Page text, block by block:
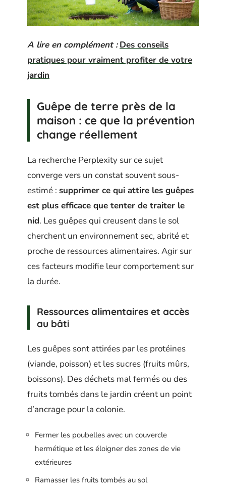
A lire en complément : Des conseils
pratiques pour vraiment profiter de votre
jardin
Guêpe de terre près de la
maison : ce que la prévention
change réellement
La recherche Perplexity sur ce sujet
converge vers un constat souvent sous-
estimé : supprimer ce qui attire les guêpes
est plus efficace que tenter de traiter le
nid. Les guêpes qui creusent dans le sol
cherchent un environnement sec, abrité et
proche de ressources alimentaires. Agir sur
ces facteurs modifie leur comportement sur
la durée.
Ressources alimentaires et accès
au bâti
Les guêpes sont attirées par les protéines
(viande, poisson) et les sucres (fruits mûrs,
boissons). Des déchets mal fermés ou des
fruits tombés dans le jardin créent un point
d’ancrage pour la colonie.
Fermer les poubelles avec un couvercle
hermétique et les éloigner des zones de vie
extérieures
Ramasser les fruits tombés au sol